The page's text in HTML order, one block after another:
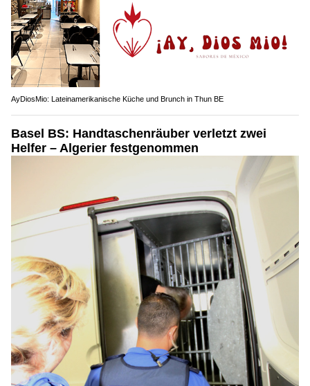
AyDiosMio: Lateinamerikanische Küche und Brunch in Thun BE
Basel BS: Handtaschenräuber verletzt zwei
Helfer – Algerier festgenommen